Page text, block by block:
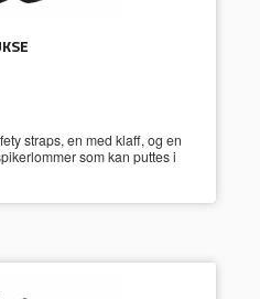
straps, en med klaff, og en
som kan puttes i